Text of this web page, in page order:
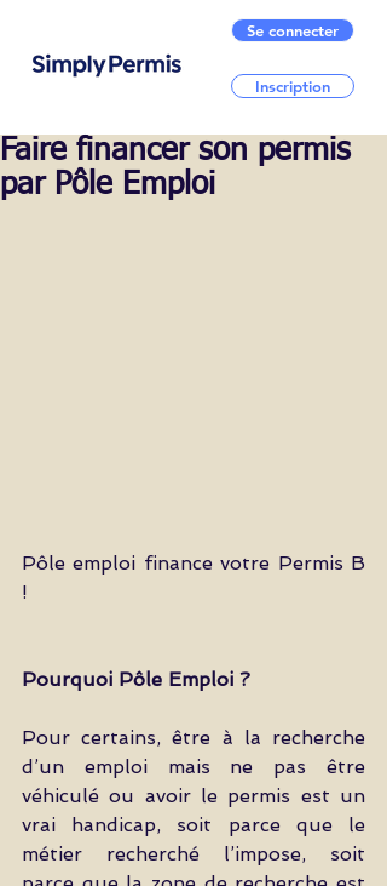
Se connecter
Inscription
Faire financer son permis
par Pôle Emploi
Pôle emploi finance votre Permis B
!
Pourquoi Pôle Emploi ?
Pour certains, être à la recherche
d’un emploi mais ne pas être
véhiculé ou avoir le permis est un
vrai handicap, soit parce que le
métier recherché l’impose, soit